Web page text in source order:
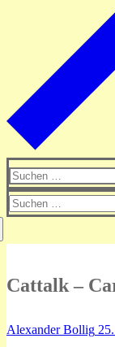
Suchen
nach:
Suchen
Cattalk –
Alexander Bollig